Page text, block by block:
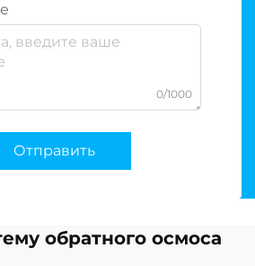
0/1000
Отправить
обратного осмоса